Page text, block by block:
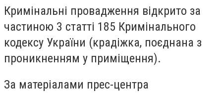
Кримінальні провадження відкрито за
частиною 3 статті 185 Кримінального
кодексу України (крадіжка, поєднана з
проникненням у приміщення).
За матеріалами прес-центра